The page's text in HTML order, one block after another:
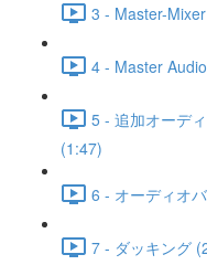
3 - Master-
4 - Master
5 - 追加オーデ
(1:47)
6 - オーディオ
7 - ダッキング